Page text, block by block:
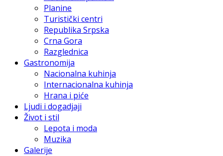
Planine
Turistički centri
Republika Srpska
Crna Gora
Razglednica
Gastronomija
Nacionalna kuhinja
Internacionalna kuhinja
Hrana i piće
Ljudi i dogadjaji
Život i stil
Lepota i moda
Muzika
Galerije